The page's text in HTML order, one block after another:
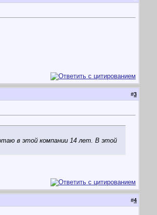
#3
в этой компании 14 лет. В этой
#4